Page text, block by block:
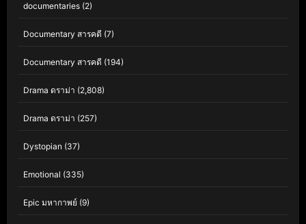
documentaries (2)
Documentary สารคดี (7)
Documentary สารคดี (194)
Drama ดราม่า (2,808)
Drama ดราม่า (257)
Dystopian (37)
Emotional (335)
Epic มหากาพย์ (9)